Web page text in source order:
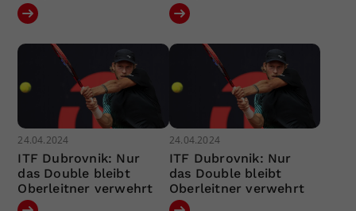
24.04.2024
ITF Dubrovnik: Nur
das Double bleibt
Oberleitner verwehrt
24.04.2024
ITF Dubrovnik: Nur
das Double bleibt
Oberleitner verwehrt